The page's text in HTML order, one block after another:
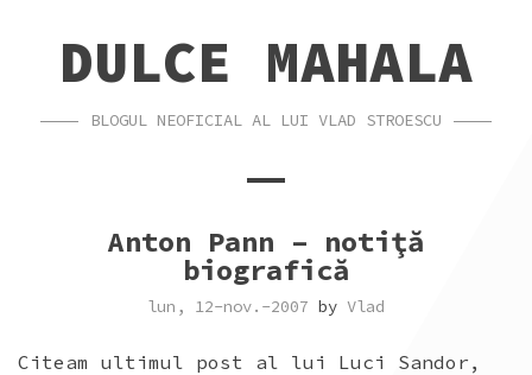
CONTENTDULCE MAHALA
BLOGUL NEOFICIAL AL LUI VLAD STROESCU
Anton Pann – notiţă
biografică
lun, 12-nov.-2007 by Vlad
Citeam ultimul post al lui Luci Sandor,